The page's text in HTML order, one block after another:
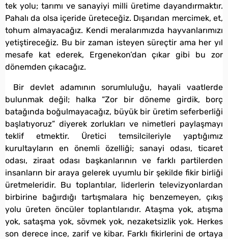
tek yolu; tarımı ve sanayiyi milli üretime dayandırmaktır.
Pahalı da olsa içeride üreteceğiz. Dışarıdan mercimek, et,
tohum almayacağız. Kendi meralarımızda hayvanlarımızı
yetiştireceğiz. Bu bir zaman isteyen süreçtir ama her yıl
mesafe kat ederek, Ergenekon’dan çıkar gibi bu zor
dönemden çıkacağız.
Bir devlet adamının sorumluluğu, hayali vaatlerde
bulunmak değil; halka “Zor bir döneme girdik, borç
batağında boğulmayacağız, büyük bir üretim seferberliği
başlatıyoruz” diyerek zorlukları ve nimetleri paylaşmayı
teklif etmektir. Üretici temsilcileriyle yaptığımız
kurultayların en önemli özelliği; sanayi odası, ticaret
odası, ziraat odası başkanlarının ve farklı partilerden
insanların bir araya gelerek uyumlu bir şekilde fikir birliği
üretmeleridir. Bu toplantılar, liderlerin televizyonlardan
birbirine bağırdığı tartışmalara hiç benzemeyen, çıkış
yolu üreten öncüler toplantılarıdır. Ataşma yok, atışma
yok, sataşma yok, sövmek yok, nezaketsizlik yok. Herkes
son derece ince, zarif ve kibar. Farklı fikirlerini de ortaya